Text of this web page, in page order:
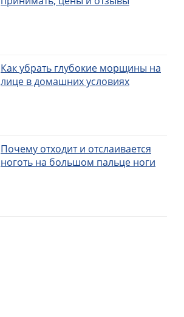
Как убрать глубокие морщины на
лице в домашних условиях
Почему отходит и отслаивается
ноготь на большом пальце ноги